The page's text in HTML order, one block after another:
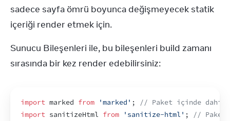
sadece sayfa ömrü boyunca değişmeyecek statik
içeriği render etmek için.
Sunucu Bileşenleri ile, bu bileşenleri build zamanı
sırasında bir kez render edebilirsiniz:
import marked from 'marked' ;
// Paket içinde dahil
import sanitizeHtml from 'sanitize-html' ; // Paket